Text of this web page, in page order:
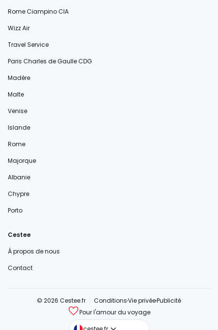
Rome Ciampino CIA
Wizz Air
Travel Service
Paris Charles de Gaulle CDG
Madère
Malte
Venise
Islande
Rome
Majorque
Albanie
Chypre
Porto
Cestee
À propos de nous
Contact
© 2026 Cestee.fr ConditionsVie privéePublicité
Pour l'amour du voyage
cestee.com